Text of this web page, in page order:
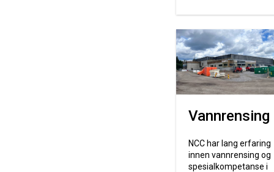
Vannrensing
NCC har lang erfaring
innen vannrensing og
spesialkompetanse i